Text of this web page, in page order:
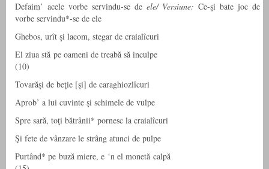
Defaim’ acele vorbe servindu-se de ele/ Versiune:Ce-şi bate joc de
vorbe servindu*-se de ele
Ghebos, urît şi lacom, stegar de craialîcuri
El ziua stă pe oameni de treabă să inculpe
(10)
Tovarăşi de beţie [şi] de caraghiozlîcuri
Aprob’ a lui cuvinte şi schimele de vulpe
Spre sară, toţi bătrânii* pornesc la craialîcuri
Şi fete de vânzare le strâng atunci de pulpe
Purtând* pe buză miere, e ‘n el monetă calpă